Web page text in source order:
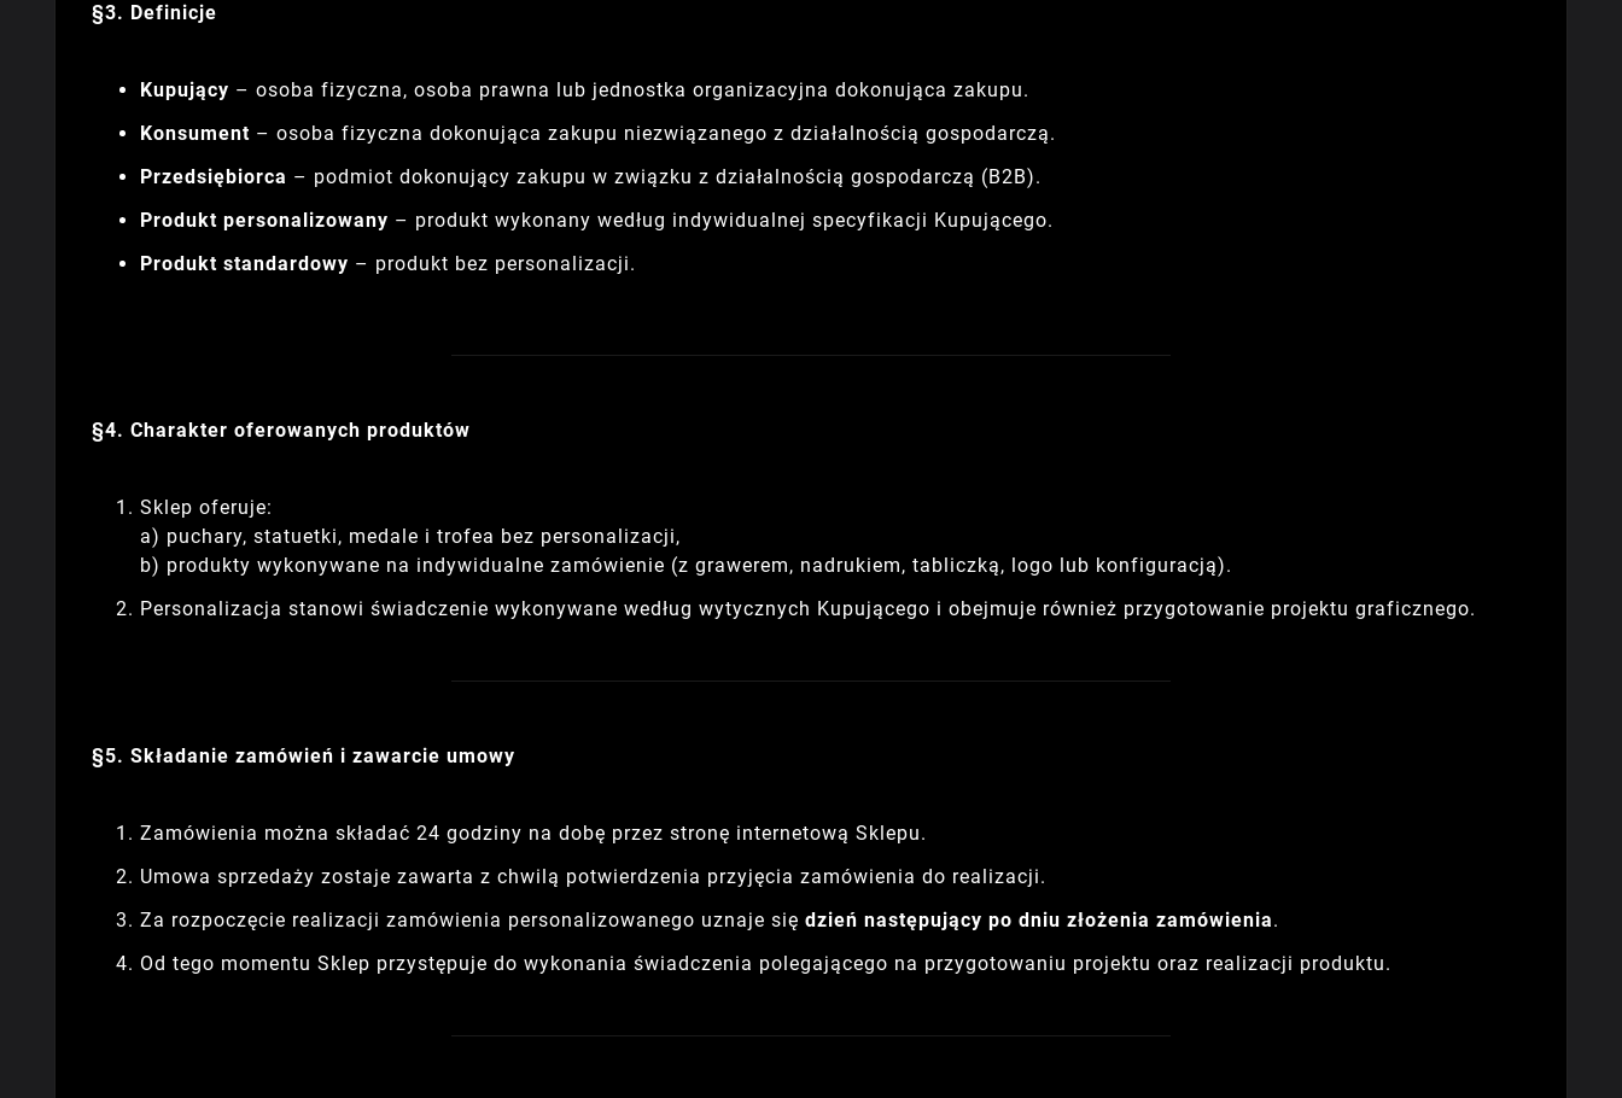
§3. Definicje
Kupujący – osoba fizyczna, osoba prawna lub jednostka organizacyjna dokonująca zakupu.
Konsument – osoba fizyczna dokonująca zakupu niezwiązanego z działalnością gospodarczą.
Przedsiębiorca – podmiot dokonujący zakupu w związku z działalnością gospodarczą (B2B).
Produkt personalizowany – produkt wykonany według indywidualnej specyfikacji Kupującego.
Produkt standardowy – produkt bez personalizacji.
§4. Charakter oferowanych produktów
Sklep oferuje:
a) puchary, statuetki, medale i trofea bez personalizacji,
b) produkty wykonywane na indywidualne zamówienie (z grawerem, nadrukiem, tabliczką, logo lub konfiguracją).
Personalizacja stanowi świadczenie wykonywane według wytycznych Kupującego i obejmuje również przygotowanie projektu graficznego.
§5. Składanie zamówień i zawarcie umowy
Zamówienia można składać 24 godziny na dobę przez stronę internetową Sklepu.
Umowa sprzedaży zostaje zawarta z chwilą potwierdzenia przyjęcia zamówienia do realizacji.
Za rozpoczęcie realizacji zamówienia personalizowanego uznaje się dzień następujący po dniu złożenia zamówienia.
Od tego momentu Sklep przystępuje do wykonania świadczenia polegającego na przygotowaniu projektu oraz realizacji produktu.